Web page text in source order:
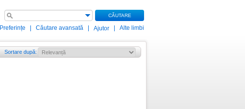
CĂUTARE
Preferințe Căutare avansată Ajutor Alte limbi
Sortare după: